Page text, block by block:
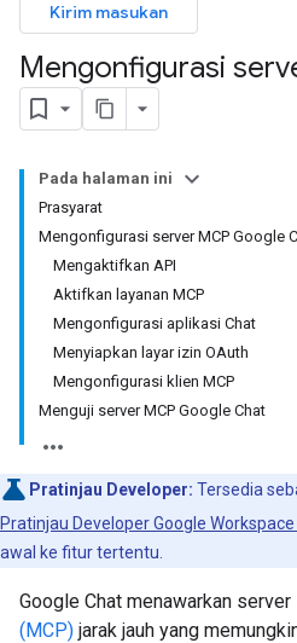
Kirim masukan
Mengonfigurasi
Pada halaman ini
Prasyarat
Mengonfigurasi server MCP Google
Mengaktifkan API
Aktifkan layanan MCP
Mengonfigurasi aplikasi Chat
Menyiapkan layar izin OAuth
Mengonfigurasi klien MCP
Menguji server MCP Google Chat
Pratinjau Developer: Tersedia
Pratinjau Developer Google Workspace
awal ke fitur tertentu.
Google Chat menawarkan server
(MCP) jarak jauh yang